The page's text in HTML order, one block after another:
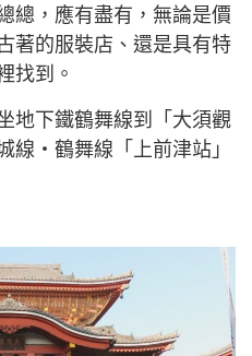
總，應有盡有，無論是價
著的服裝店、還是具有特
找到。
地下鐵鶴舞線到「大須觀
線‧鶴舞線「上前津站」